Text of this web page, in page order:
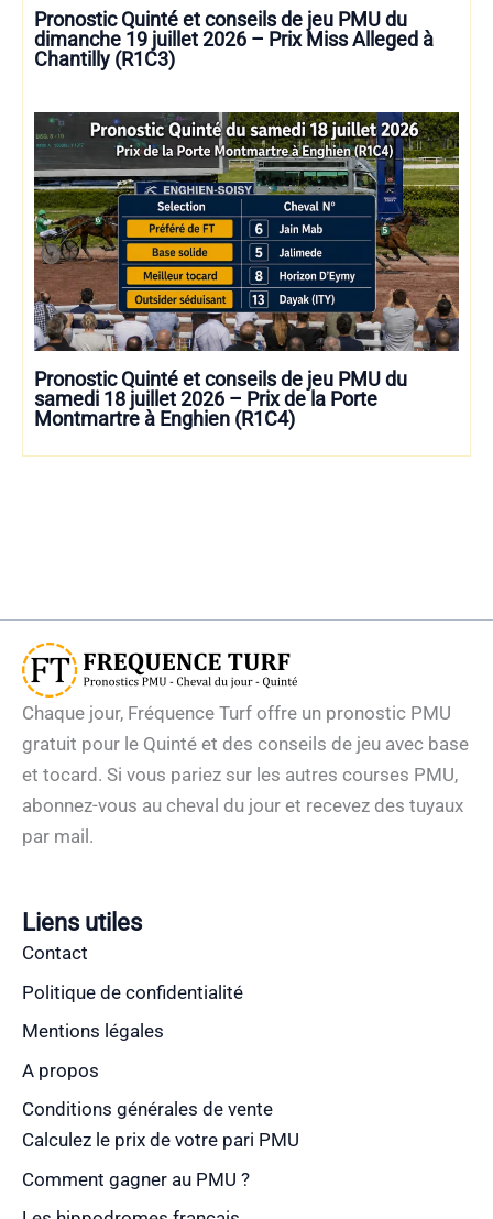
Pronostic Quinté et conseils de jeu PMU du
dimanche 19 juillet 2026 – Prix Miss Alleged à
Chantilly (R1C3)
Pronostic Quinté et conseils de jeu PMU du
samedi 18 juillet 2026 – Prix de la Porte
Montmartre à Enghien (R1C4)
Chaque jour, Fréquence Turf offre un pronostic PMU
gratuit pour le Quinté et des conseils de jeu avec base
et tocard. Si vous pariez sur les autres courses PMU,
abonnez-vous au cheval du jour et recevez des tuyaux
par mail.
Liens utiles
Contact
Politique de confidentialité
Mentions légales
A propos
Conditions générales de vente
Calculez le prix de votre pari PMU
Comment gagner au PMU ?